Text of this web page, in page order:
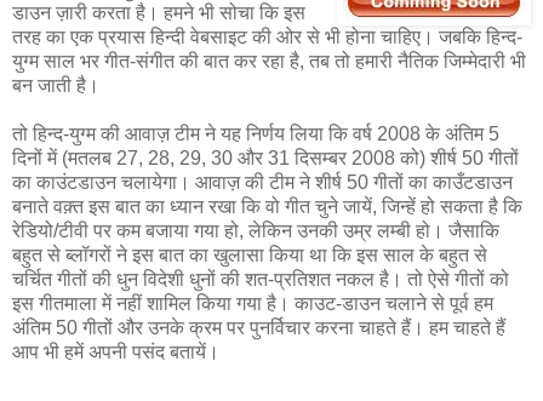
डाउन ज़ारी करता है। हमने भी सोचा कि इस
तरह का एक प्रयास हिन्दी वेबसाइट की ओर से भी होना चाहिए। जबकि हिन्द-
युग्म साल भर गीत-संगीत की बात कर रहा है, तब तो हमारी नैतिक जिम्मेदारी भी
बन जाती है।
तो हिन्द-युग्म की आवाज़ टीम ने यह निर्णय लिया कि वर्ष 2008 के अंतिम 5
दिनों में (मतलब 27, 28, 29, 30 और 31 दिसम्बर 2008 को) शीर्ष 50 गीतों
का काउंटडाउन चलायेगा। आवाज़ की टीम ने शीर्ष 50 गीतों का काउँटडाउन
बनाते वक़्त इस बात का ध्यान रखा कि वो गीत चुने जायें, जिन्हें हो सकता है कि
रेडियो/टीवी पर कम बजाया गया हो, लेकिन उनकी उम्र लम्बी हो। जैसाकि
बहुत से ब्लॉगरों ने इस बात का खुलासा किया था कि इस साल के बहुत से
चर्चित गीतों की धुन विदेशी धुनों की शत-प्रतिशत नकल है। तो ऐसे गीतों को
इस गीतमाला में नहीं शामिल किया गया है। काउट-डाउन चलाने से पूर्व हम
अंतिम 50 गीतों और उनके क्रम पर पुनर्विचार करना चाहते हैं। हम चाहते हैं
आप भी हमें अपनी पसंद बतायें।